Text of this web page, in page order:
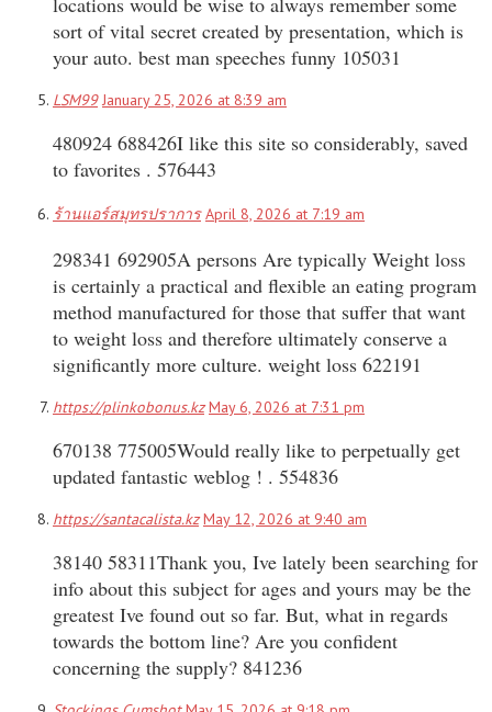
sort of vital secret created by presentation, which is
your auto. best man speeches funny 105031
LSM99 January 25, 2026 at 8:39 am
480924 688426I like this site so considerably, saved
to favorites . 576443
ร้านแอร์สมุทรปราการ April 8, 2026 at 7:19 am
298341 692905A persons Are typically Weight loss
is certainly a practical and flexible an eating program
method manufactured for those that suffer that want
to weight loss and therefore ultimately conserve a
significantly more culture. weight loss 622191
https://plinkobonus.kz May 6, 2026 at 7:31 pm
670138 775005Would really like to perpetually get
updated fantastic weblog ! . 554836
https://santacalista.kz May 12, 2026 at 9:40 am
38140 58311Thank you, Ive lately been searching for
info about this subject for ages and yours may be the
greatest Ive found out so far. But, what in regards
towards the bottom line? Are you confident
concerning the supply? 841236